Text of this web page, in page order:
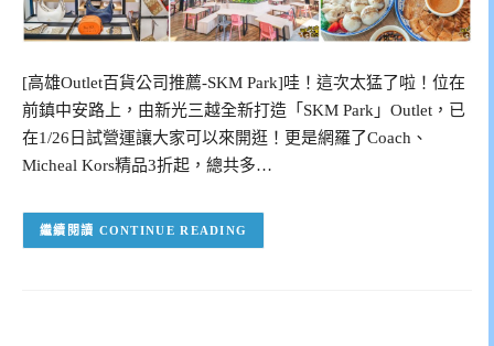
[高雄Outlet百貨公司推薦-SKM Park]哇！這次太猛了啦！位在
前鎮中安路上，由新光三越全新打造「SKM Park」Outlet，已
在1/26日試營運讓大家可以來開逛！更是網羅了Coach、
Micheal Kors精品3折起，總共多…
CONTINUE READING